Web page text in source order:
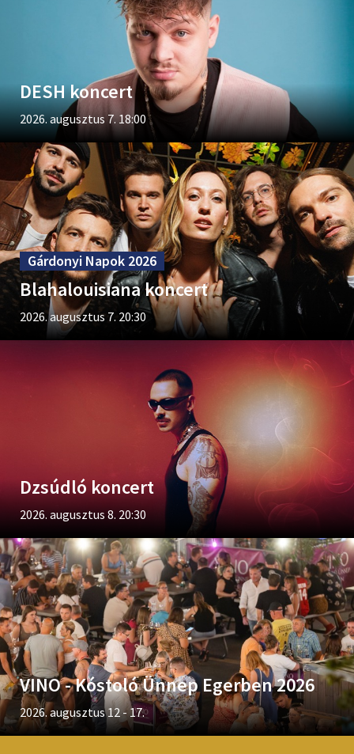
DESH koncert
2026. augusztus 7. 18:00
Gárdonyi Napok 2026
Blahalouisiana koncert
2026. augusztus 7. 20:30
Dzsúdló koncert
2026. augusztus 8. 20:30
VINO - Kóstoló Ünnep Egerben 2026
2026. augusztus 12 - 17.